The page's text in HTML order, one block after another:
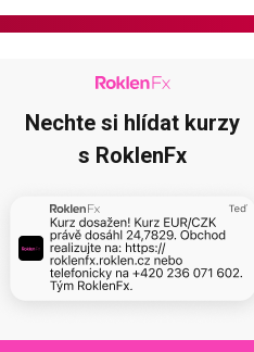
Nechte si hlídat kurzy
s RoklenFx